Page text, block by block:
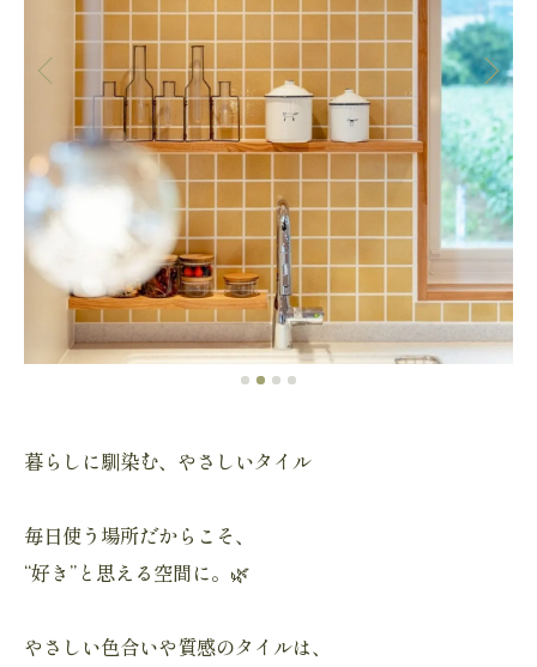
暮らしに馴染む、やさしいタイル
毎日使う場所だからこそ、
“好き”と思える空間に。🌿
やさしい色合いや質感のタイルは、